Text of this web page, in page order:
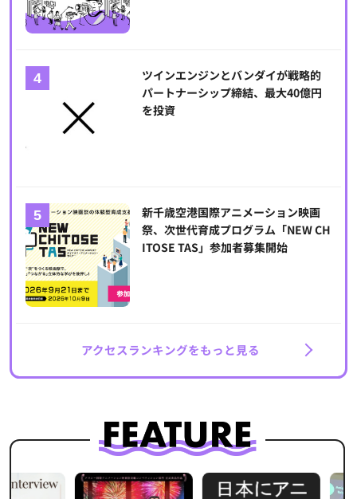
ツインエンジンとバンダイが戦略的
パートナーシップ締結、最大40億円
を投資
新千歳空港国際アニメーション映画
祭、次世代育成プログラム「NEW CH
ITOSE TAS」参加者募集開始
アクセスランキングをもっと見る